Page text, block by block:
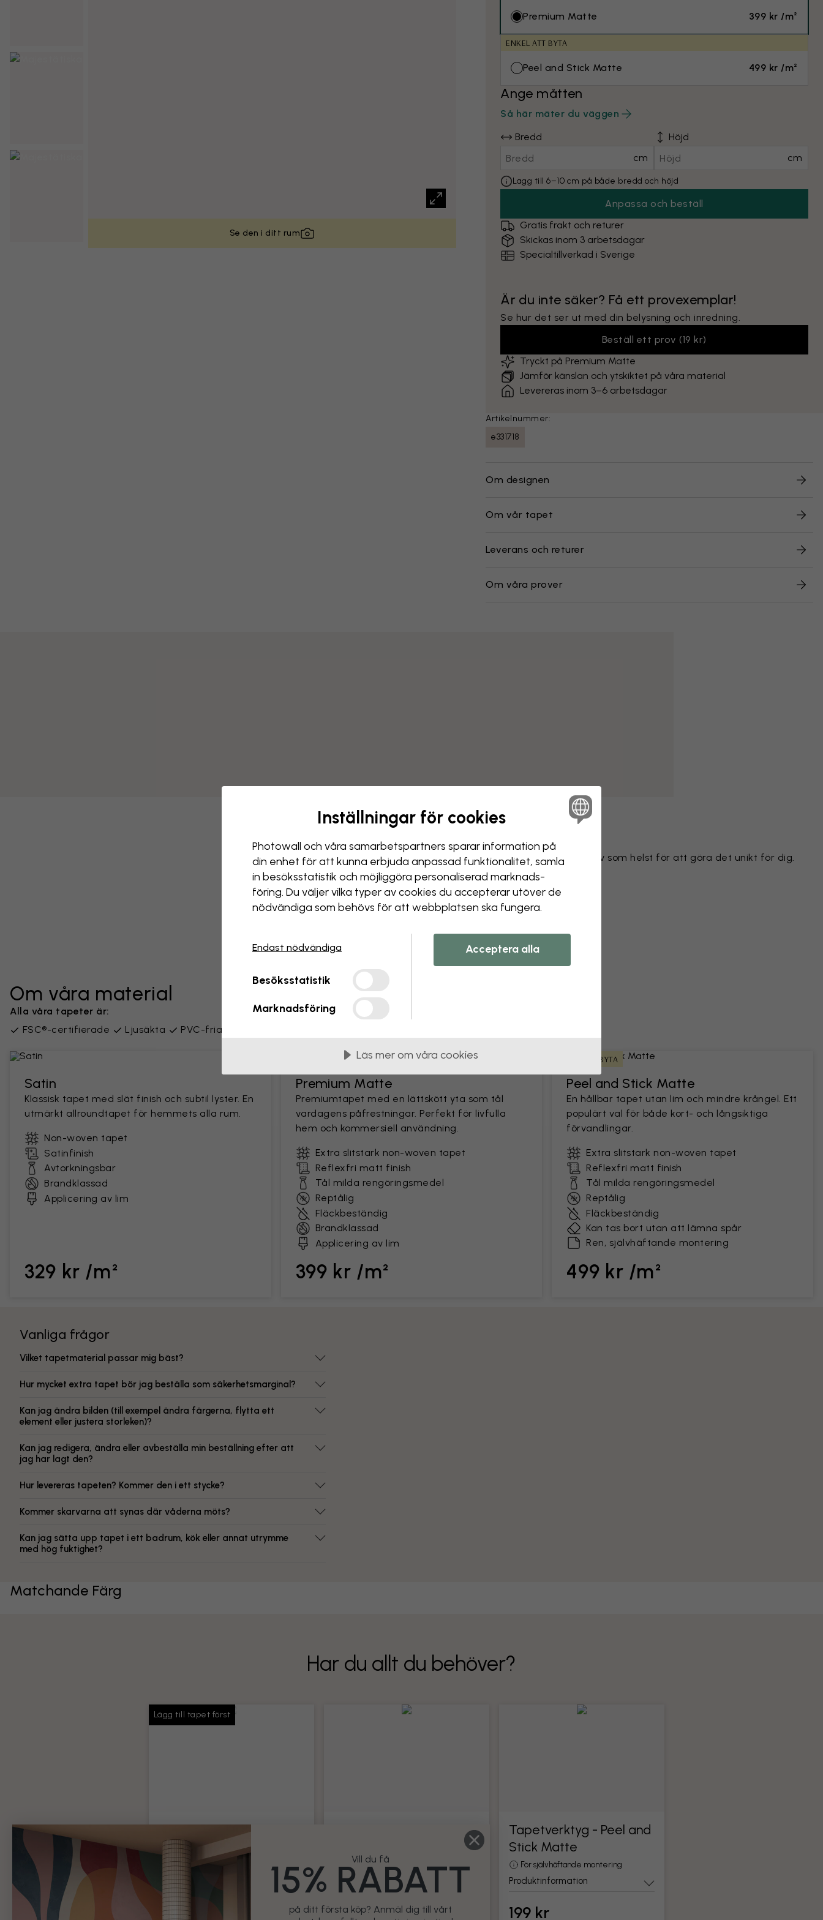
Se den i ditt rum
Premium Matte 399 kr /m²
ENKEL ATT BYTA
Peel and Stick Matte 499 kr /m²
Ange måtten
Så här mäter du väggen
Bredd
cm
Höjd
cm
Lägg till 6–10 cm på både bredd och höjd
Anpassa och beställ
Gratis frakt och returer
Skickas inom 3 arbetsdagar
Specialtillverkad i Sverige
Är du inte säker? Få ett provexemplar!
Se hur det ser ut med din belysning och inredning.
Beställ ett prov (19 kr)
Tryckt på Premium Matte
Jämför känslan och ytskiktet på våra material
Levereras inom 3–6 arbetsdagar
Artikelnummer:
e331718
Om designen
Om vår tapet
Leverans och returer
Om våra prover
Förändra din tapet
Vårt designteam kan justera vilket motiv som helst för att göra det unikt för dig.
Ändra storlek eller färger
Lägga till eller ta bort ett objekt
Anpassa en detalj
Skapa din egen tapet från ett foto
Om våra material
Alla våra tapeter är:
FSC®-certifierade
Ljusäkta PVC-fria
Satin
Klassisk tapet med slät finish och subtil lyster. En
utmärkt allroundtapet för hemmets alla rum.
Non-woven tapet
Satinfinish
Avtorkningsbar
Brandklassad
Applicering av lim
329 kr /m²
Premium Matte
Premiumtapet med en lättskött yta som tål
vardagens påfrestningar. Perfekt för livfulla
hem och kommersiell användning.
Extra slitstark non-woven tapet
Reflexfri matt finish
Tål milda rengöringsmedel
Reptålig
Fläckbeständig
Brandklassad
Applicering av lim
399 kr /m²
ENKEL ATT BYTA
Peel and Stick Matte
En hållbar tapet utan lim och mindre krångel. Ett
populärt val för både kort- och långsiktiga
förvandlingar.
Extra slitstark non-woven tapet
Reflexfri matt finish
Tål milda rengöringsmedel
Reptålig
Fläckbeständig
Kan tas bort utan att lämna spår
Ren, självhäftande montering
499 kr /m²
Vanliga frågor
Vilket tapetmaterial passar mig bäst?
Hur mycket extra tapet bör jag beställa som säkerhetsmarginal?
Kan jag ändra bilden (till exempel ändra färgerna, flytta ett
element eller justera storleken)?
Kan jag redigera, ändra eller avbeställa min beställning efter att
jag har lagt den?
Hur levereras tapeten? Kommer den i ett stycke?
Kommer skarvarna att synas där våderna möts?
Kan jag sätta upp tapet i ett badrum, kök eller annat utrymme
med hög fuktighet?
Matchande Färg
Har du allt du behöver?
Lägg till tapet först
Tapetlim
Tillräckligt med lim för hela din
beställning
Produktinformation
99 kr
Alla verktyg för montering av tapet
Produktinformation
199 kr
Tapetverktyg - Peel and
Stick Matte
För självhäftande montering
Produktinformation
199 kr
Inställningar för cookies
Photowall och våra samarbets­partners sparar information på
din enhet för att kunna erbjuda anpassad funktionalitet, samla
in besöks­statistik och möjliggöra personaliserad marknads­
föring. Du väljer vilka typer av cookies du accepterar utöver de
nödvändiga som behövs för att webbplatsen ska fungera.
Endast nödvändiga
Besöksstatistik
Marknadsföring
Acceptera alla
Läs mer om våra cookies
Vill du få
15% RABATT
på ditt första köp? Anmäl dig till vårt